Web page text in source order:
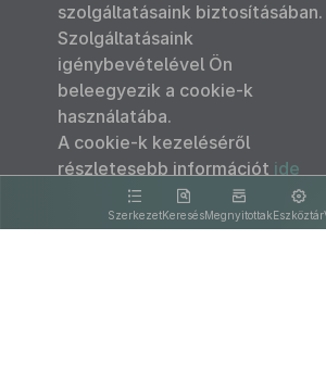
SzerkezetKeresésMegnyitottakEszköztár
szolgáltatásaink biztosításában.
Szolgáltatásaink
igénybevételével Ön
beleegyezik a cookie-k
használatába.
A cookie-k kezeléséről
részletesebb információt ide
kattintva olvashat.